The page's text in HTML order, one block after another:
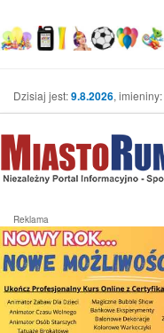
Dzisiaj jest:9.8.2026, imieniny:
Reklama